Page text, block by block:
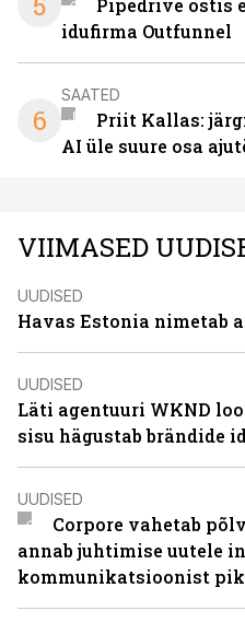
Pipedrive ostis
idufirma Outfunnel
6
SAATED
Priit Kallas:
AI üle suure osa
VIIMASED
UUDISED
Havas Estonia nimetab
UUDISED
Läti agentuuri WKND
sisu hägustab brändide
UUDISED
Corpore vahetab
annab juhtimise uutele
kommunikatsioonist